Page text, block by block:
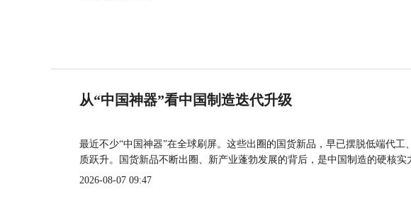
从“中国神器”看中国制造迭代升级
最近不少“中国神器”在全球刷屏。这些出圈的国货新品，早已摆脱低端代
质跃升。国货新品不断出圈、新产业蓬勃发展的背后，是中国制造的硬核实
2026-08-07 09:47